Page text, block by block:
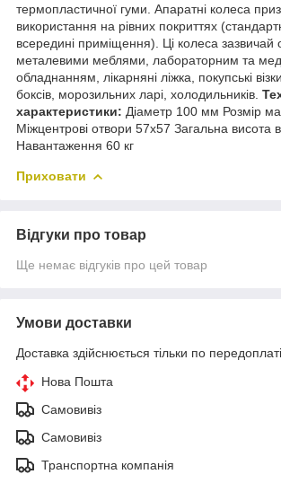
термопластичної гуми. Апаратні колеса
використання на рівних покриттях
всередині приміщення). Ці колеса зазвичай
металевими меблями, лабораторним та
обладнанням, лікарняні ліжка, покупські
боксів, морозильних ларі, холодильників.
характеристики: Діаметр 100 мм Розмір
Міжцентрові отвори 57х57 Загальна висота
Навантаження 60 кг
Приховати
Відгуки про товар
Ще немає відгуків про цей товар
Умови доставки
Доставка здійснюється тільки по передоплаті.
Нова Пошта
Самовивіз
Самовивіз
Транспортна компанія